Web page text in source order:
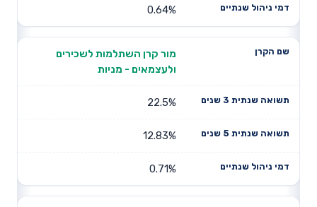
0.64%
מור קרן השתלמות לשכירים
ולעצמאים - מניות
22.5%
12.83%
0.71%